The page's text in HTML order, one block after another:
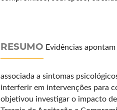
RESUMO Evidências
associada a sintomas
interferir em intervenções para
objetivou investigar o impacto